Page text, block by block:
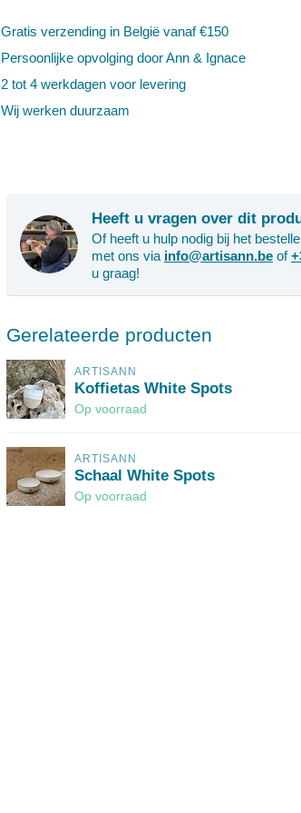
Gratis verzending in België vanaf €150
Persoonlijke opvolging door Ann & Ignace
2 tot 4 werkdagen voor levering
Wij werken duurzaam
Heeft u vragen over dit
Of heeft u hulp nodig bij het
met ons via info@artisann.be of
u graag!
Gerelateerde producten
ARTISANN
Koffietas White Spots
Op voorraad
ARTISANN
Schaal White Spots
Op voorraad